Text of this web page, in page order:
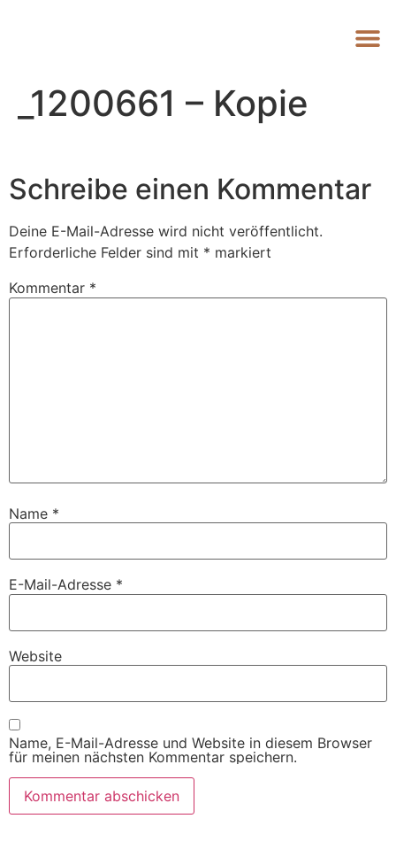
_1200661 – Kopie
Schreibe einen Kommentar
Deine E-Mail-Adresse wird nicht veröffentlicht.
Erforderliche Felder sind mit * markiert
Kommentar *
Name *
E-Mail-Adresse *
Website
Name, E-Mail-Adresse und Website in diesem Browser
für meinen nächsten Kommentar speichern.